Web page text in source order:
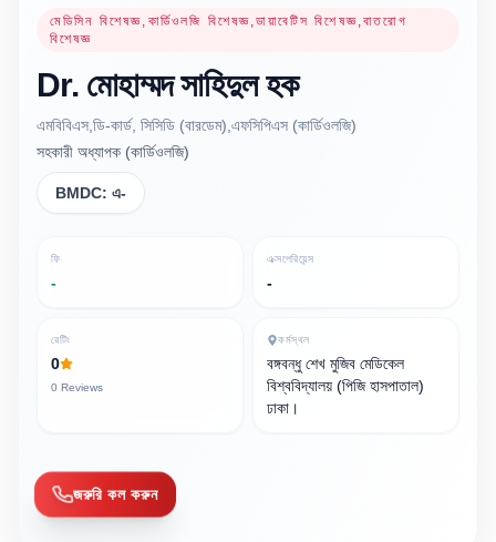
মেডিসিন বিশেষজ্ঞ,কার্ডিওলজি বিশেষজ্ঞ,ডায়াবেটিস বিশেষজ্ঞ,বাতরোগ
বিশেষজ্ঞ
Dr. মোহাম্মদ সাহিদুল হক
এমবিবিএস,ডি-কার্ড, সিসিডি (বারডেম),এফসিপিএস (কার্ডিওলজি)
সহকারী অধ্যাপক (কার্ডিওলজি)
BMDC: এ-
ফি
-
এক্সপেরিয়েন্স
-
রেটিং
0
0 Reviews
কর্মস্থল
বঙ্গবন্ধু শেখ মুজিব মেডিকেল
বিশ্ববিদ্যালয় (পিজি হাসপাতাল)
ঢাকা।
জরুরি কল করুন